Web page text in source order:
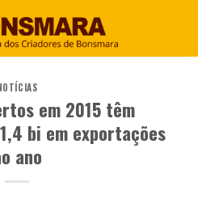
em 2015 têm
bi em exportações
ano